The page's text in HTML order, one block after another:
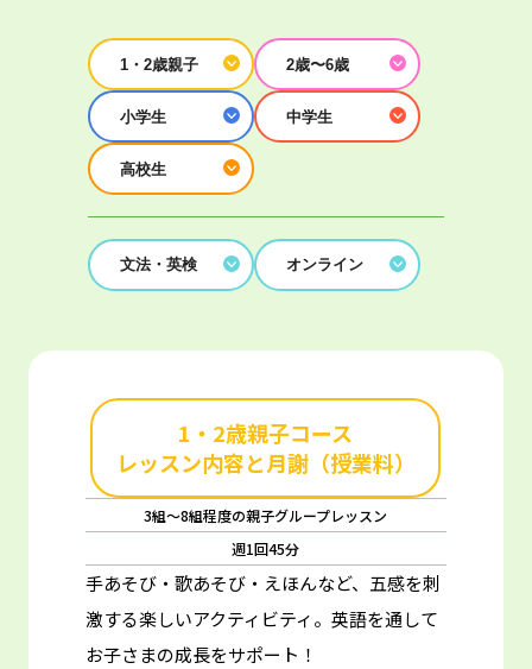
1・2歳親子 2歳〜6歳
小学生 中学生
高校生
文法・英検 オンライン
1・2歳親子コース
レッスン内容と月謝（授業料）
3組～8組程度の親子グループレッスン
週1回45分
手あそび・歌あそび・えほんなど、五感を刺
激する楽しいアクティビティ。 英語を通して
お子さまの成長をサポート！